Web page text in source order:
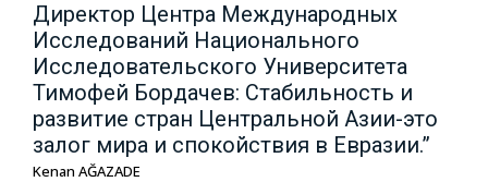
Директор Центра Международных
Исследований Национального
Исследовательского Университета
Тимофей Бордачев: Стабильность и
развитие стран Центральной Азии-это
залог мира и спокойствия в Евразии.”
Kenan AĞAZADE